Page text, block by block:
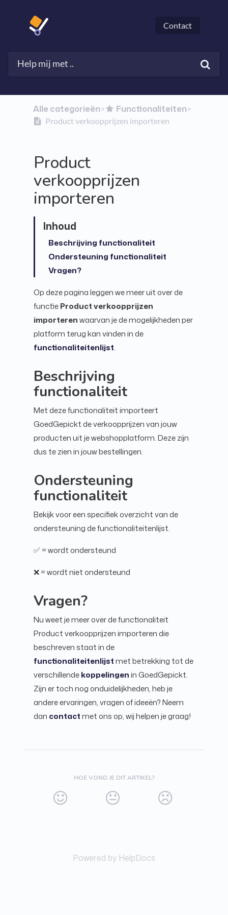
Contact
Alle categorieën​>​ ​Functionaliteiten​>​
Product verkoopprijzen importeren
Product
verkoopprijzen
importeren
Beschrijving functionaliteit
Ondersteuning functionaliteit
Vragen?
Op deze pagina leggen we meer uit over de
functieProduct verkoopprijzen
importerenwaarvan je de mogelijkheden per
platform terug kan vinden in de
functionaliteitenlijst.
Beschrijving
functionaliteit
Met deze functionaliteit importeert
GoedGepickt de verkoopprijzen van jouw
producten uit je webshopplatform. Deze zijn
dus te zien in jouw bestellingen.
Ondersteuning
functionaliteit
Bekijk voor een specifiek overzicht van de
ondersteuning de functionaliteitenlijst.
✅ = wordt ondersteund
❌ = wordt niet ondersteund
Vragen?
Nu weet je meer over de functionaliteit
Product verkoopprijzen importeren die
beschreven staat in de
functionaliteitenlijstmet betrekking tot de
verschillendekoppelingenin GoedGepickt.
Zijn er toch nog onduidelijkheden, heb je
andere ervaringen, vragen of ideeën? Neem
dan contactmet ons op, wij helpen je graag!
HOE VOND JE DIT ARTIKEL?
Powered by HelpDocs